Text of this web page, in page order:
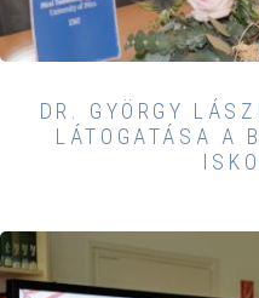
DR. GYÖRGY
LÁTOGATÁSA A